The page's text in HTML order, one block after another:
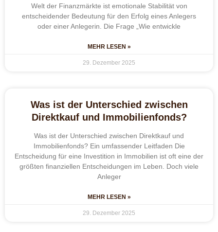
Welt der Finanzmärkte ist emotionale Stabilität von
entscheidender Bedeutung für den Erfolg eines Anlegers
oder einer Anlegerin. Die Frage „Wie entwickle
MEHR LESEN »
29. Dezember 2025
Was ist der Unterschied zwischen
Direktkauf und Immobilienfonds?
Was ist der Unterschied zwischen Direktkauf und
Immobilienfonds? Ein umfassender Leitfaden Die
Entscheidung für eine Investition in Immobilien ist oft eine der
größten finanziellen Entscheidungen im Leben. Doch viele
Anleger
MEHR LESEN »
29. Dezember 2025